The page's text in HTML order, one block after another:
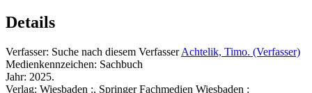
Details
Verfasser: Suche nach diesem Verfasser Achtelik, Timo. (Verfasser)
Medienkennzeichen: Sachbuch
Jahr: 2025.
Verlag: Wiesbaden :, Springer Fachmedien Wiesbaden :